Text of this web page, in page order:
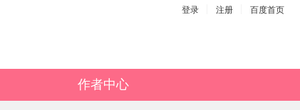
登录 注册 百度首页
作者中心